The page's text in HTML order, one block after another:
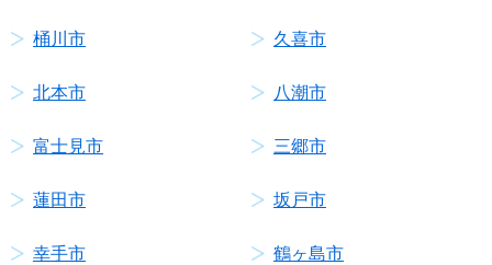
桶川市 久喜市
北本市 八潮市
富士見市 三郷市
蓮田市 坂戸市
幸手市 鶴ヶ島市